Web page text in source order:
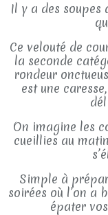
Il y a des soupes
Ce velouté de
la seconde
rondeur
est une
On imagine les
cueillies au
Simple à
soirées où l’on a
épater